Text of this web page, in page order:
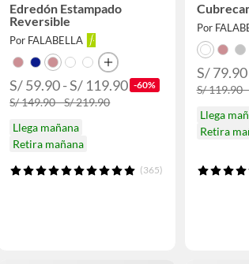
Edredón Estampado
Reversible
Por FALABELLA
S/ 59.90 - S/ 119.90 -60%
S/ 149.90 - S/ 219.90
Llega mañana
Retira mañana
(365)
Por
S/
S/ 119.90
Llega
Retira